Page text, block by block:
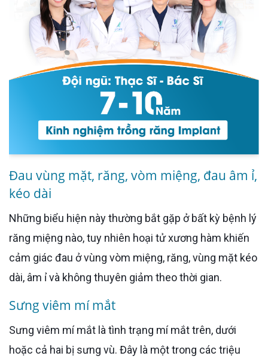
Đau vùng mặt, răng, vòm miệng, đau âm ỉ,
kéo dài
Những biểu hiện này thường bắt gặp ở bất kỳ bệnh lý
răng miệng nào, tuy nhiên hoại tử xương hàm khiến
cảm giác đau ở vùng vòm miệng, răng, vùng mặt kéo
dài, âm ỉ và không thuyên giảm theo thời gian.
Sưng viêm mí mắt
Sưng viêm mí mắt là tình trạng mí mắt trên, dưới
hoặc cả hai bị sưng vù. Đây là một trong các triệu